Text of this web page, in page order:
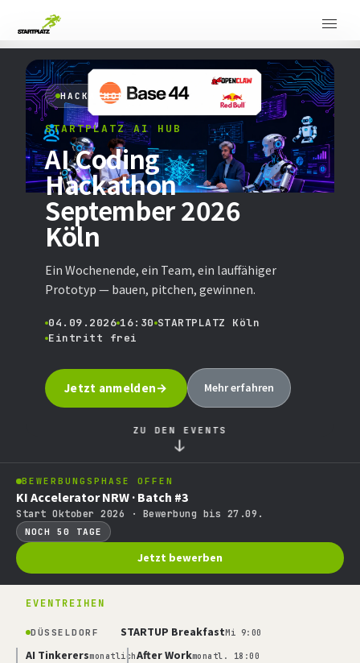
HACKATHON
STARTPLATZ AI HUB
AI Coding
Hackathon
September 2026
Köln
Ein Wochenende, ein Team, ein lauffähiger
Prototyp — bauen, pitchen, gewinnen.
04.09.2026 16:30 STARTPLATZ Köln
Eintritt frei
Jetzt anmelden Mehr erfahren
ZU DEN EVENTS
↓
BEWERBUNGSPHASE OFFEN
KI Accelerator NRW · Batch #3
Start Oktober 2026 · Bewerbung bis 27.09.
NOCH 50 TAGE
Jetzt bewerben
EVENTREIHEN
DÜSSELDORF STARTUP BreakfastMi 9:00
AI TinkerersmonatlichAfter Workmonatl. 18:00